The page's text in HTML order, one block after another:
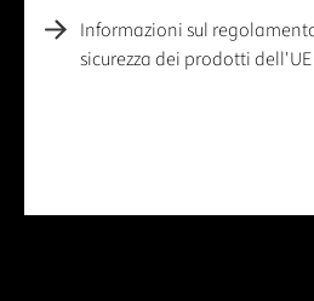
Informazioni sul
sicurezza dei prodotti dell'UE